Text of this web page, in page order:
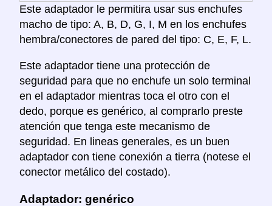
Este adaptador le permitira usar sus enchufes
macho de tipo: A, B, D, G, I, M en los enchufes
hembra/conectores de pared del tipo: C, E, F, L.
Este adaptador tiene una protección de
seguridad para que no enchufe un solo terminal
en el adaptador mientras toca el otro con el
dedo, porque es genérico, al comprarlo preste
atención que tenga este mecanismo de
seguridad. En lineas generales, es un buen
adaptador con tiene conexión a tierra (notese el
conector metálico del costado).
Adaptador: genérico